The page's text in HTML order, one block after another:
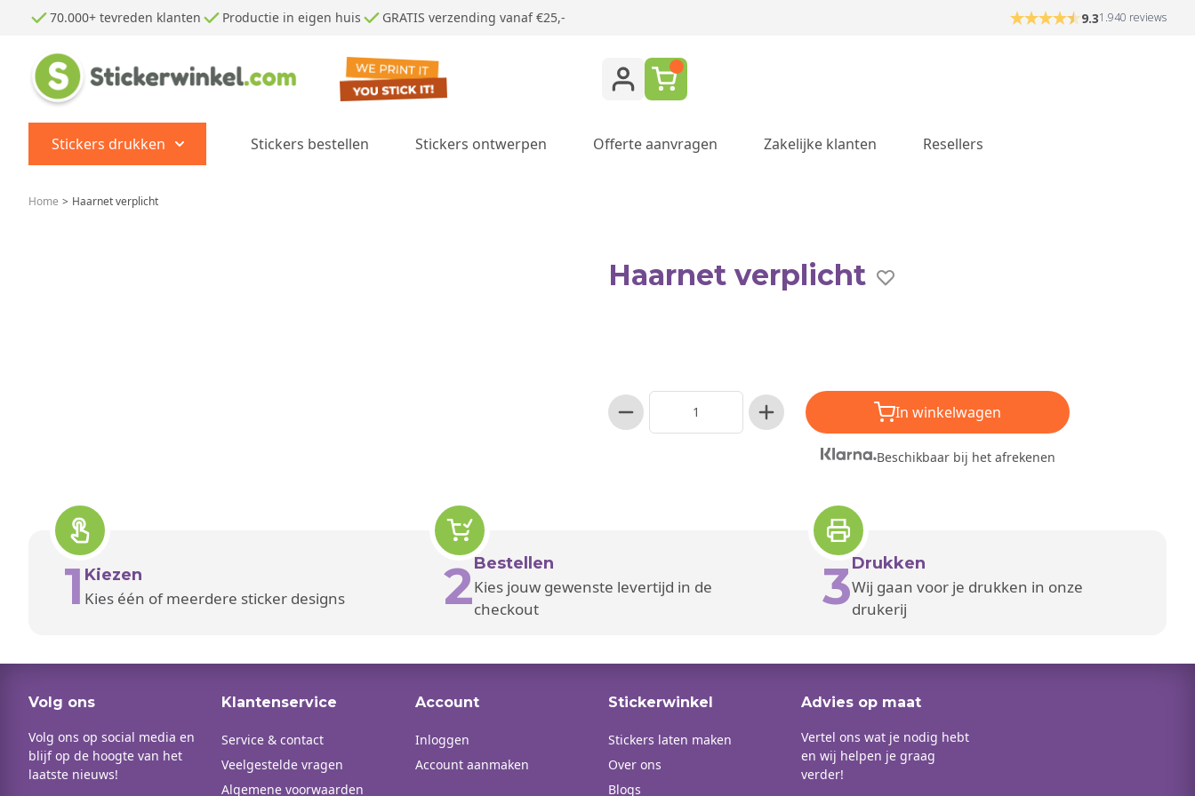
Ga naar de inhoud
70.000+ tevreden klanten Productie in eigen huis GRATIS verzending vanaf €25,- 9.31.940 reviews
Stickers drukken
Show submenu for Stickers drukken category
Stickers bestellen Stickers ontwerpen Offerte aanvragen Zakelijke klanten Resellers
Home > Haarnet verplicht
Haarnet verplicht
In winkelwagen
Beschikbaar bij het afrekenen
1 Kiezen
Kies één of meerdere sticker designs 2Bestellen
Kies jouw gewenste levertijd in de
checkout
3Drukken
Wij gaan voor je drukken in onze
drukerij
Volg ons
Volg ons op social media en
blijf op de hoogte van het
laatste nieuws!
Klantenservice
Service & contact
Veelgestelde vragen
Algemene voorwaarden
Account
Inloggen
Account aanmaken
Stickerwinkel
Stickers laten maken
Over ons
Blogs
Advies op maat
Vertel ons wat je nodig hebt
en wij helpen je graag
verder!